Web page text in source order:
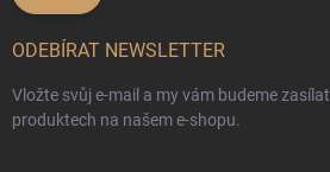
ODEBÍRAT NEWSLETTER
Vložte svůj e-mail a my vám budeme
produktech na našem e-shopu.